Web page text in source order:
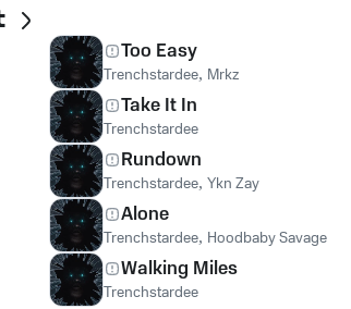
Too Easy
Trenchstardee, Mrkz
Take It In
Trenchstardee
Rundown
Trenchstardee, Ykn Zay
Alone
Trenchstardee, Hoodbaby Savage
Walking Miles
Trenchstardee